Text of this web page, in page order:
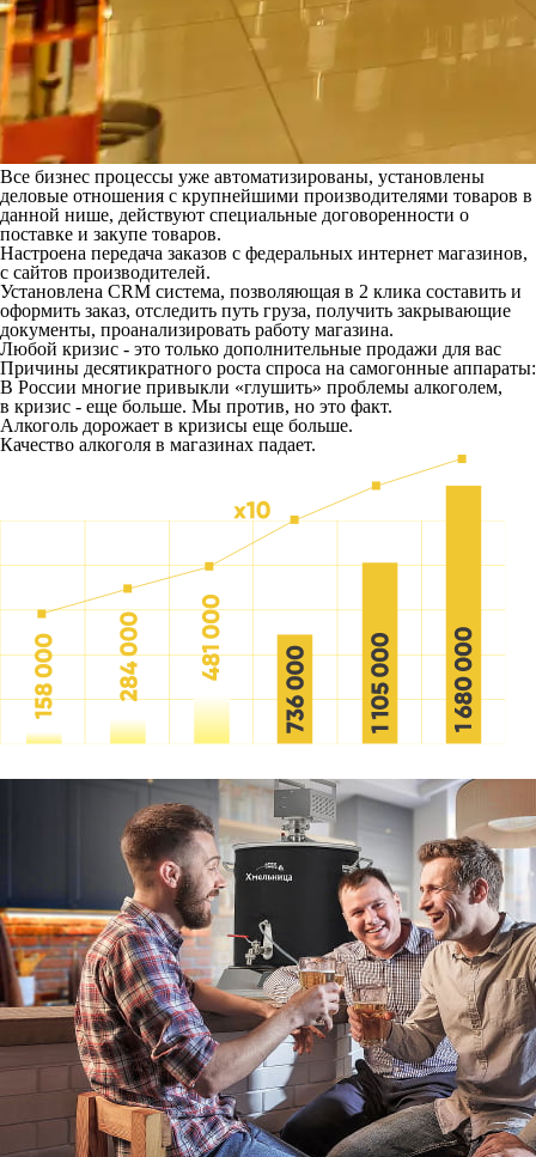
Все бизнес процессы уже автоматизированы, установлены
деловые отношения с крупнейшими производителями товаров в
данной нише, действуют специальные договоренности о
поставке и закупе товаров.
Настроена передача заказов с федеральных интернет магазинов,
с сайтов производителей.
Установлена CRM система, позволяющая в 2 клика составить и
оформить заказ, отследить путь груза, получить закрывающие
документы, проанализировать работу магазина.
Любой кризис - это только дополнительные продажи для вас
Причины десятикратного роста спроса на самогонные аппараты:
В России многие привыкли «глушить» проблемы алкоголем,
в кризис - еще больше. Мы против, но это факт.
Алкоголь дорожает в кризисы еще больше.
Качество алкоголя в магазинах падает.